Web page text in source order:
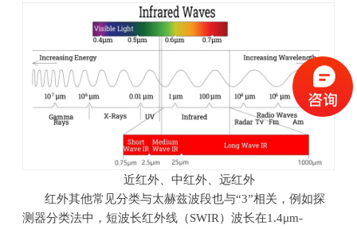
近红外、中红外、远红外
红外其他常见分类与太赫兹波段也与“3”相关，例如探
测器分类法中，短波长红外线（SWIR）波长在1.4μm-